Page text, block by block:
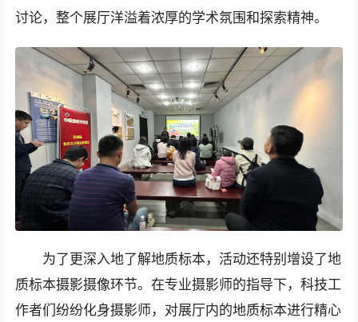
讨论，整个展厅洋溢着浓厚的学术氛围和探索精神。
为了更深入地了解地质标本，活动还特别增设了地
质标本摄影摄像环节。在专业摄影师的指导下，科技工
作者们纷纷化身摄影师，对展厅内的地质标本进行精心